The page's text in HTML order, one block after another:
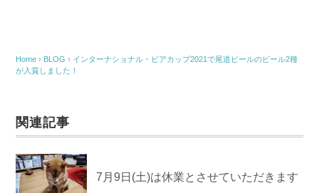
Home › BLOG › インターナショナル・ビアカップ2021で尾道ビールのビール2種
が入賞しました！
関連記事
7月9日(土)は休業とさせていただきます